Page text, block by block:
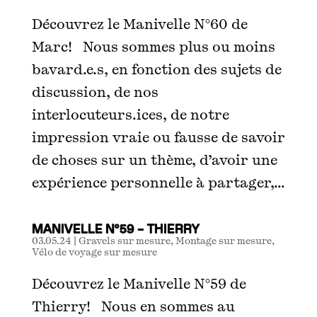
Découvrez le Manivelle N°60 de
Marc! Nous sommes plus ou moins
bavard.e.s, en fonction des sujets de
discussion, de nos
interlocuteurs.ices, de notre
impression vraie ou fausse de savoir
de choses sur un thème, d’avoir une
expérience personnelle à partager,...
MANIVELLE N°59 – THIERRY
03.05.24 | Gravels sur mesure,Montage sur mesure,
Vélo de voyage sur mesure
Découvrez le Manivelle N°59 de
Thierry! Nous en sommes au